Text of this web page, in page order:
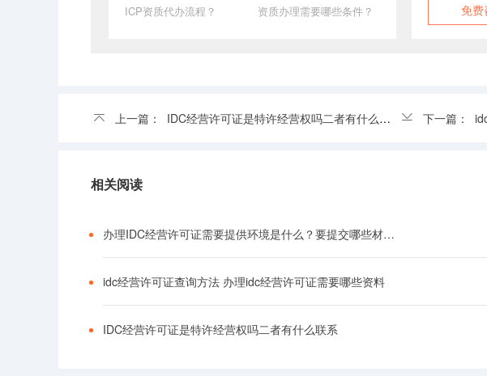
ICP资质代办流程？
资质办理需要哪些条件？ 免费
上一篇： IDC经营许可证是特许经营权吗二者有什么联系 下一篇：
相关阅读
办理IDC经营许可证需要提供环境是什么？要提交哪些材料？
idc经营许可证查询方法 办理idc经营许可证需要哪些资料
IDC经营许可证是特许经营权吗二者有什么联系